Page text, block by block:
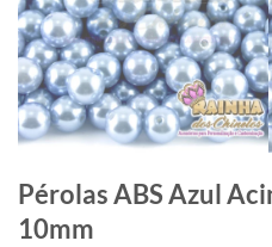
Pérolas ABS Azul
10mm